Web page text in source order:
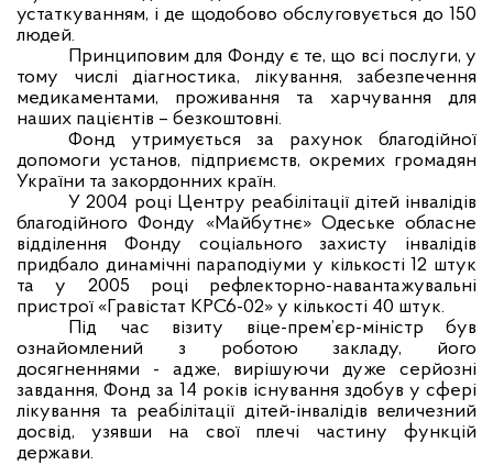
устаткуванням, і де щодобово обслуговується до 150
людей.
Принциповим для Фонду є те, що всі послуги, у
тому числі діагностика, лікування, забезпечення
медикаментами, проживання та харчування для
наших пацієнтів – безкоштовні.
Фонд утримується за рахунок благодійної
допомоги установ, підприємств, окремих громадян
України та закордонних країн.
У 2004 році Центру реабілітації дітей інвалідів
благодійного Фонду «Майбутнє» Одеське обласне
відділення Фонду соціального захисту інвалідів
придбало динамічні параподіуми у кількості 12 штук
та у 2005 році рефлекторно-навантажувальні
пристрої «Гравістат КРС6-02» у кількості 40 штук.
Під час візиту віце-прем’єр-міністр був
ознайомлений з роботою закладу, його
досягненнями - адже, вирішуючи дуже серйозні
завдання, Фонд за 14 років існування здобув у сфері
лікування та реабілітації дітей-інвалідів величезний
досвід, узявши на свої плечі частину функцій
держави.